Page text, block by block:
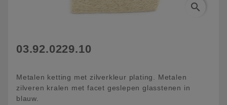
search
03.92.0229.10
Metalen ketting met zilverkleur plating. Metalen
zilveren kralen met facet geslepen glasstenen in
blauw.